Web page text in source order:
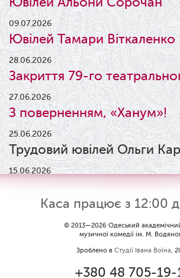
09.07.2026
Ювілей Тамари Віткаленко
28.06.2026
Закриття 79-го
27.06.2026
З поверненням, «Ханум»!
25.06.2026
Трудовий ювілей Ольги
15.06.2026
Результати конкурсу
09.06.2026
Вітаємо Ірину Візіренко з
народженням дівчинки!
Каса працює з 12:00
© 2013—2026 Одеський
музичної комедії ім. М.
Зроблено в Студії Івана Воїна,
+380 48 705-19-